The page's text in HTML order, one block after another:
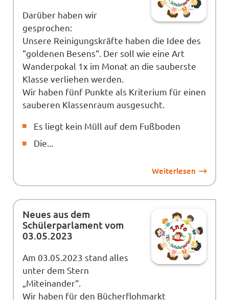
Darüber haben wir
gesprochen:
Unsere Reinigungskräfte haben die Idee des
“goldenen Besens“. Der soll wie eine Art
Wanderpokal 1x im Monat an die sauberste
Klasse verliehen werden.
Wir haben fünf Punkte als Kriterium für einen
sauberen Klassenraum ausgesucht.
Es liegt kein Müll auf dem Fußboden
Die...
Weiterlesen
Neues aus dem
Schülerparlament vom
03.05.2023
Am 03.05.2023 stand alles
unter dem Stern
„Miteinander“.
Wir haben für den Bücherflohmarkt